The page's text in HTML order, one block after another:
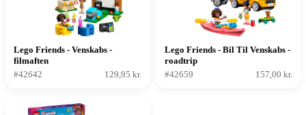
Lego Friends - Venskabs -
filmaften
#42642
129,95 kr.
Lego Friends - Bil Til Venskabs -
roadtrip
#42659
157,00 kr.